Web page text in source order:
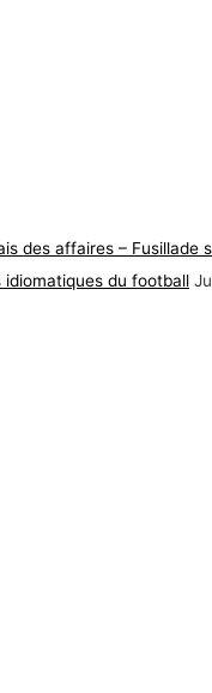
des affaires – Fusillade
idiomatiques du football